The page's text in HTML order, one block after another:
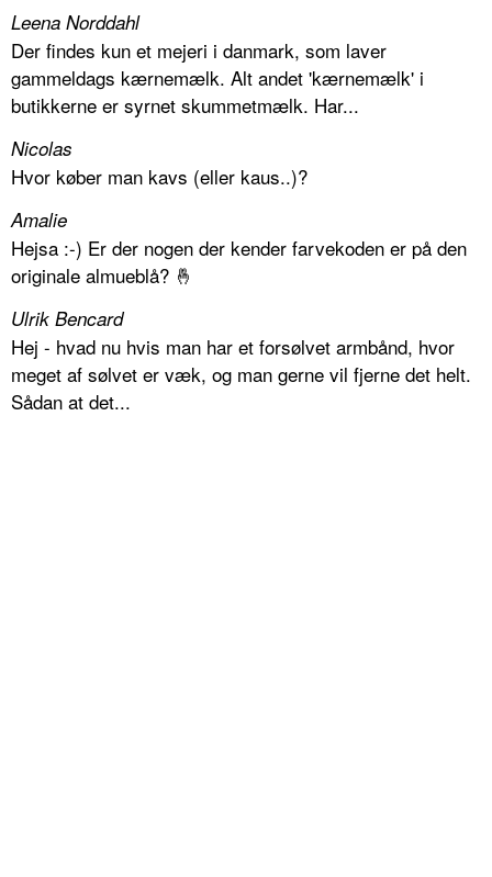
Leena Norddahl
Der findes kun et mejeri i danmark, som laver
gammeldags kærnemælk. Alt andet 'kærnemælk' i
butikkerne er syrnet skummetmælk. Har...
Nicolas
Hvor køber man kavs (eller kaus..)?
Amalie
Hejsa :-) Er der nogen der kender farvekoden er på den
originale almueblå? 🤞
Ulrik Bencard
Hej - hvad nu hvis man har et forsølvet armbånd, hvor
meget af sølvet er væk, og man gerne vil fjerne det helt.
Sådan at det...